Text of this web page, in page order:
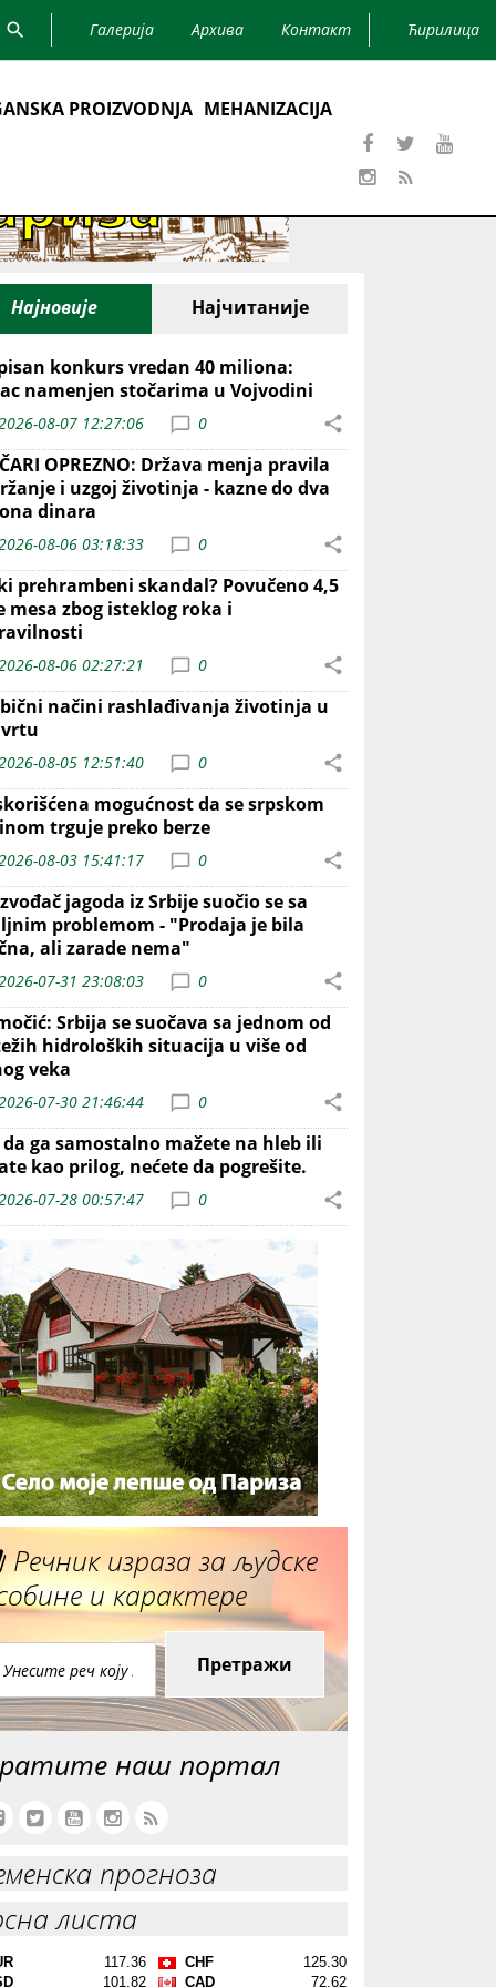
Галерија Архива Контакт Ћирилица
PROIZVODNJA MEHANIZACIJA
Најновије Најчитаније
konkurs vredan 40 miliona:
namenjen stočarima u Vojvodini
08-07 12:27:06 0
OPREZNO: Država menja pravila
i uzgoj životinja - kazne do dva
dinara
08-06 03:18:33 0
prehrambeni skandal? Povučeno 4,5
mesa zbog isteklog roka i
08-06 02:27:21 0
načini rashlađivanja životinja u
vrtu
08-05 12:51:40 0
mogućnost da se srpskom
trguje preko berze
08-03 15:41:17 0
jagoda iz Srbije suočio se sa
problemom - "Prodaja je bila
ali zarade nema"
07-31 23:08:03 0
Srbija se suočava sa jednom od
hidroloških situacija u više od
veka
07-30 21:46:44 0
ga samostalno mažete na hleb ili
kao prilog, nećete da pogrešite.
07-28 00:57:47 0
Речник израза за људске
и карактере
Претражи
наш портал
прогноза
листа